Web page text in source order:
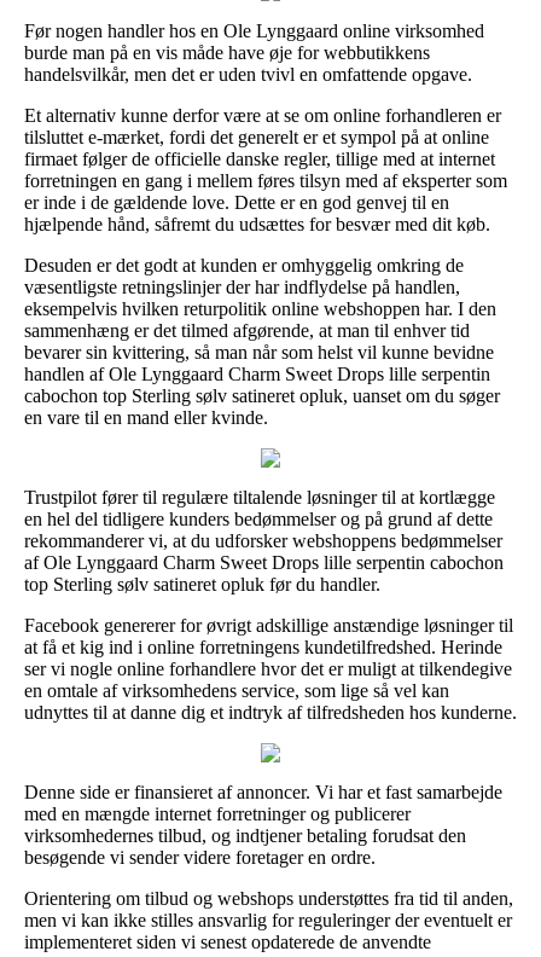
Før nogen handler hos en Ole Lynggaard online virksomhed
burde man på en vis måde have øje for webbutikkens
handelsvilkår, men det er uden tvivl en omfattende opgave.
Et alternativ kunne derfor være at se om online forhandleren er
tilsluttet e-mærket, fordi det generelt er et sympol på at online
firmaet følger de officielle danske regler, tillige med at internet
forretningen en gang i mellem føres tilsyn med af eksperter som
er inde i de gældende love. Dette er en god genvej til en
hjælpende hånd, såfremt du udsættes for besvær med dit køb.
Desuden er det godt at kunden er omhyggelig omkring de
væsentligste retningslinjer der har indflydelse på handlen,
eksempelvis hvilken returpolitik online webshoppen har. I den
sammenhæng er det tilmed afgørende, at man til enhver tid
bevarer sin kvittering, så man når som helst vil kunne bevidne
handlen af Ole Lynggaard Charm Sweet Drops lille serpentin
cabochon top Sterling sølv satineret opluk, uanset om du søger
en vare til en mand eller kvinde.
Trustpilot fører til regulære tiltalende løsninger til at kortlægge
en hel del tidligere kunders bedømmelser og på grund af dette
rekommanderer vi, at du udforsker webshoppens bedømmelser
af Ole Lynggaard Charm Sweet Drops lille serpentin cabochon
top Sterling sølv satineret opluk før du handler.
Facebook genererer for øvrigt adskillige anstændige løsninger til
at få et kig ind i online forretningens kundetilfredshed. Herinde
ser vi nogle online forhandlere hvor det er muligt at tilkendegive
en omtale af virksomhedens service, som lige så vel kan
udnyttes til at danne dig et indtryk af tilfredsheden hos kunderne.
Denne side er finansieret af annoncer. Vi har et fast samarbejde
med en mængde internet forretninger og publicerer
virksomhedernes tilbud, og indtjener betaling forudsat den
besøgende vi sender videre foretager en ordre.
Orientering om tilbud og webshops understøttes fra tid til anden,
men vi kan ikke stilles ansvarlig for reguleringer der eventuelt er
implementeret siden vi senest opdaterede de anvendte